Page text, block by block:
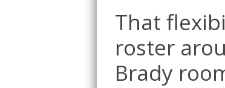
That
roster
Brady